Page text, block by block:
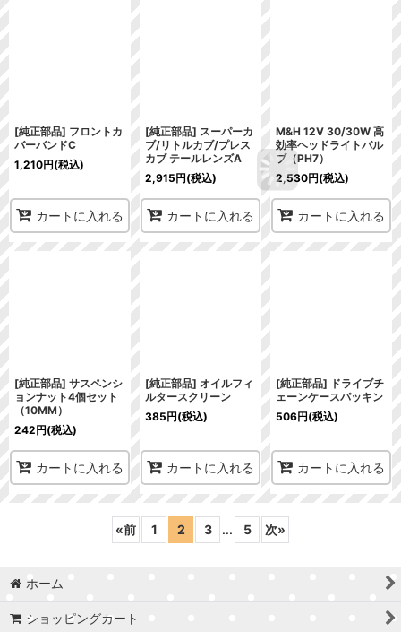
[純正部品] フロントカ
バーバンドC
1,210円(税込)
カートに入れる
[純正部品] スーパーカ
ブ/リトルカブ/プレス
カブ テールレンズA
2,915円(税込)
カートに入れる
M&H 12V 30/30W 高
効率ヘッドライトバル
ブ（PH7）
2,530円(税込)
カートに入れる
[純正部品] サスペンシ
ョンナット4個セット
（10MM）
242円(税込)
カートに入れる
[純正部品] オイルフィ
ルタースクリーン
385円(税込)
カートに入れる
[純正部品] ドライブチ
ェーンケースパッキン
506円(税込)
カートに入れる
«前 1 2 3 ... 5 次»
ホーム
ショッピングカート